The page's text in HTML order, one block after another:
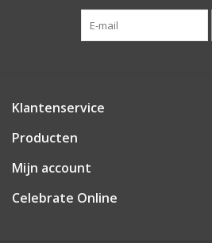
Klantenservice
Producten
Mijn account
Celebrate Online